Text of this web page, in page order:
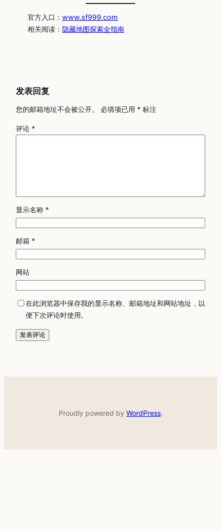
官方入口： www.sf999.com
相关阅读： 隐藏地图探索全指南
发表回复
您的邮箱地址不会被公开。 必填项已用 * 标注
评论 *
显示名称 *
邮箱 *
网站
在此浏览器中保存我的显示名称、邮箱地址和网站地址，以
便下次评论时使用。
Proudly powered by WordPress.